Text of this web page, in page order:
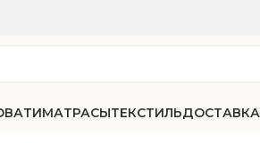
МАТРАСЫТЕКСТИЛЬДОСТАВКА